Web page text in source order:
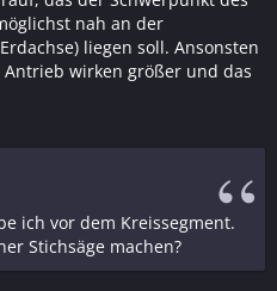
nah an der
liegen soll. Ansonsten
wirken größer und das
ich vor dem Kreissegment.
Stichsäge machen?